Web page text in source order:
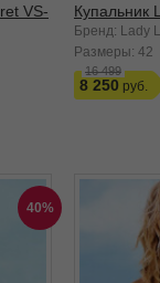
VS-
Купальник
Бренд: Lady
Размеры: 42
16 499
8 250
40%